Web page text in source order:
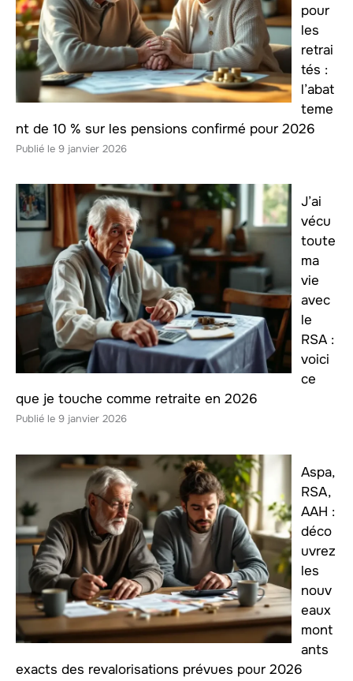
pour
les
retrai
tés :
l’abat
teme
nt de 10 % sur les pensions confirmé pour 2026
9 janvier 2026
J’ai
vécu
toute
ma
vie
avec
le
RSA :
voici
ce
que je touche comme retraite en 2026
9 janvier 2026
Aspa,
RSA,
AAH :
déco
uvrez
les
nouv
eaux
mont
ants
exacts des revalorisations prévues pour 2026